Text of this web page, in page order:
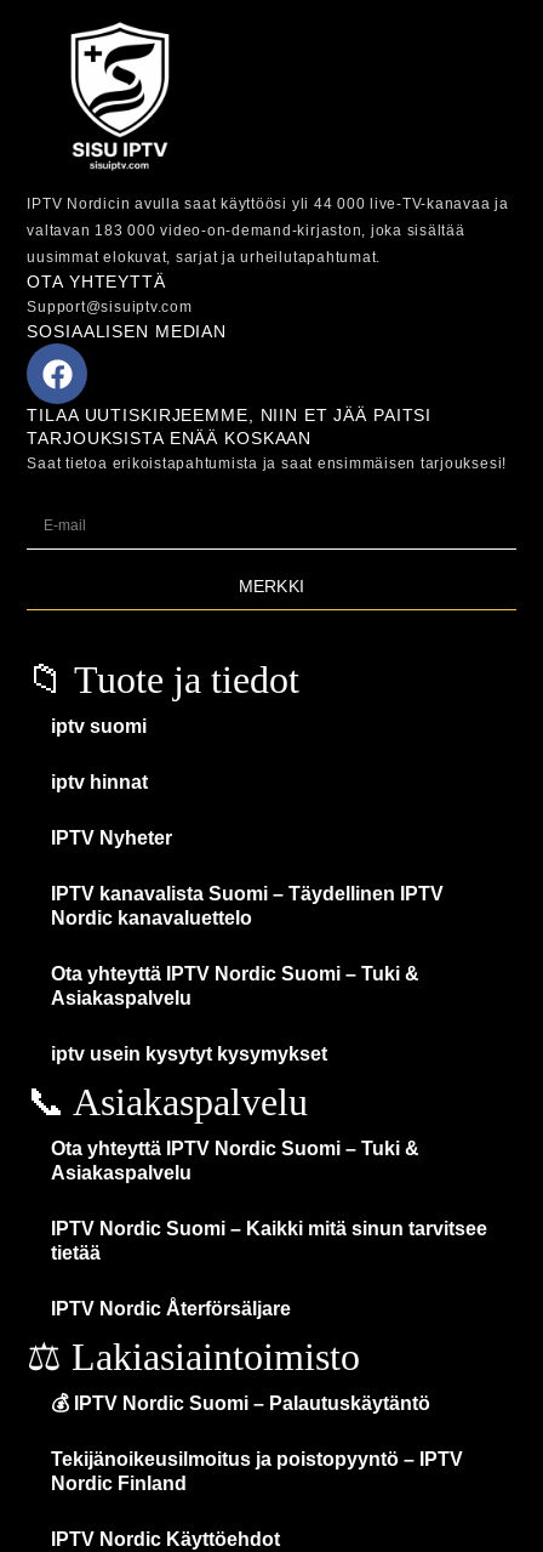
IPTV Nordicin avulla saat käyttöösi yli 44 000 live-TV-kanavaa ja
valtavan 183 000 video-on-demand-kirjaston, joka sisältää
uusimmat elokuvat, sarjat ja urheilutapahtumat.
OTA YHTEYTTÄ
Support@sisuiptv.com
SOSIAALISEN MEDIAN
TILAA UUTISKIRJEEMME, NIIN ET JÄÄ PAITSI
TARJOUKSISTA ENÄÄ KOSKAAN
Saat tietoa erikoistapahtumista ja saat ensimmäisen tarjouksesi!
MERKKI
📁 Tuote ja tiedot
iptv suomi
iptv hinnat
IPTV Nyheter
IPTV kanavalista Suomi – Täydellinen IPTV
Nordic kanavaluettelo
Ota yhteyttä IPTV Nordic Suomi – Tuki &
Asiakaspalvelu
iptv usein kysytyt kysymykset
📞 Asiakaspalvelu
Ota yhteyttä IPTV Nordic Suomi – Tuki &
Asiakaspalvelu
IPTV Nordic Suomi – Kaikki mitä sinun tarvitsee
tietää
IPTV Nordic Återförsäljare
⚖️ Lakiasiaintoimisto
💰 IPTV Nordic Suomi – Palautuskäytäntö
Tekijänoikeusilmoitus ja poistopyyntö – IPTV
Nordic Finland
IPTV Nordic Käyttöehdot